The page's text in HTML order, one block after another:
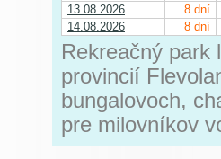
13.08.2026
8 dní
14.08.2026
8 dní
Rekreačný park
provincií
bungalovoch,
pre milovníkov